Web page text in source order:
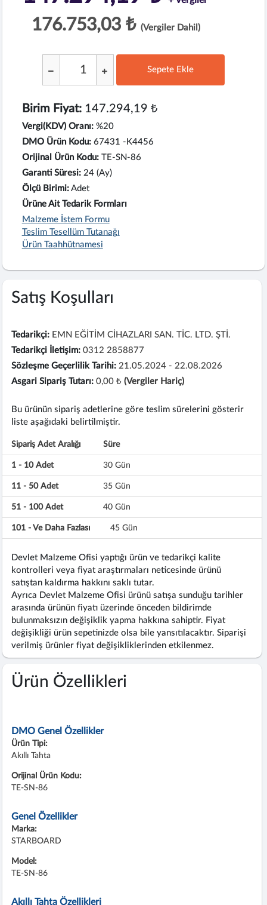
176.753,03 ₺ (Vergiler Dahil)
Sepete Ekle
Birim Fiyat:147.294,19 ₺
Vergi(KDV) Oranı: %20
DMO Ürün Kodu: 67431 -K4456
Orijinal Ürün Kodu: TE-SN-86
Garanti Süresi: 24 (Ay)
Ölçü Birimi: Adet
Ürüne Ait Tedarik Formları
Malzeme İstem Formu
Teslim Tesellüm Tutanağı
Ürün Taahhütnamesi
Satış Koşulları
Tedarikçi: EMN EĞİTİM CİHAZLARI SAN. TİC. LTD. ŞTİ.
Tedarikçi İletişim: 0312 2858877
Sözleşme Geçerlilik Tarihi: 21.05.2024 - 22.08.2026
Asgari Sipariş Tutarı: 0,00 ₺(Vergiler Hariç)
Bu ürünün sipariş adetlerine göre teslim sürelerini gösterir
liste aşağıdaki belirtilmiştir.
Sipariş Adet Aralığı Süre
1 - 10 Adet 30 Gün
11 - 50 Adet 35 Gün
51 - 100 Adet 40 Gün
101 - Ve Daha Fazlası 45 Gün
Devlet Malzeme Ofisi yaptığı ürün ve tedarikçi kalite
kontrolleri veya fiyat araştırmaları neticesinde ürünü
satıştan kaldırma hakkını saklı tutar.
Ayrıca Devlet Malzeme Ofisi ürünü satışa sunduğu tarihler
arasında ürünün fiyatı üzerinde önceden bildirimde
bulunmaksızın değişiklik yapma hakkına sahiptir. Fiyat
değişikliği ürün sepetinizde olsa bile yansıtılacaktır. Siparişi
verilmiş ürünler fiyat değişikliklerinden etkilenmez.
Ürün Özellikleri
DMO Genel Özellikler
Ürün Tipi:
Akıllı Tahta
Orijinal Ürün Kodu:
TE-SN-86
Genel Özellikler
Marka:
STARBOARD
Model:
TE-SN-86
Akıllı Tahta Özellikleri